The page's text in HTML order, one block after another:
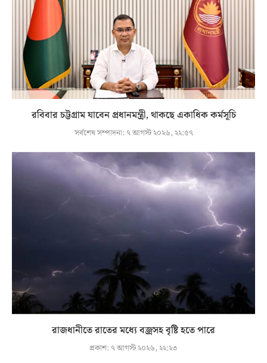
রবিবার চট্টগ্রাম যাবেন প্রধানমন্ত্রী, থাকছে একাধিক কর্মসূচি
সর্বশেষ সম্পাদনা: ৭ আগস্ট ২০২৬, ২২:৫৭
রাজধানীতে রাতের মধ্যে বজ্রসহ বৃষ্টি হতে পারে
প্রকাশ: ৭ আগস্ট ২০২৬, ২২:২৩